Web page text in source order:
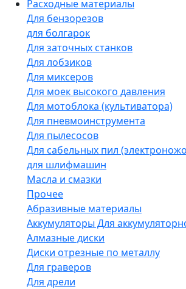
Расходные материалы
Для бензорезов
для болгарок
Для заточных станков
Для лобзиков
Для миксеров
Для моек высокого давления
Для мотоблока (культиватора)
Для пневмоинструмента
Для пылесосов
Для сабельных пил
для шлифмашин
Масла и смазки
Прочее
Абразивные материалы
Аккумуляторы Для
Алмазные диски
Диски отрезные по металлу
Для граверов
Для дрели